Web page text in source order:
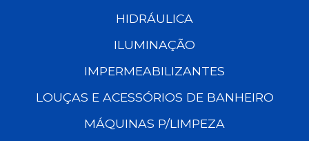
HIDRÁULICA
ILUMINAÇÃO
IMPERMEABILIZANTES
LOUÇAS E ACESSÓRIOS DE BANHEIRO
MÁQUINAS P/LIMPEZA